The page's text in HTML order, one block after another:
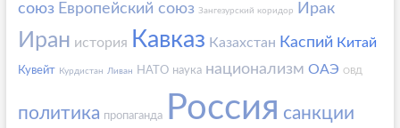
союз Европейский союз Зангезурский коридор Ирак
Иран история Кавказ Казахстан Каспий Китай
Кувейт Курдистан Ливан НАТО наука национализм ОАЭ ОВД
политика пропаганда Россия санкции